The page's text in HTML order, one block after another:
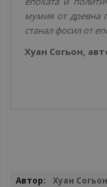
мумия от древна
станал фосил от
Хуан Согьон,
Повече
Хуан Согьон